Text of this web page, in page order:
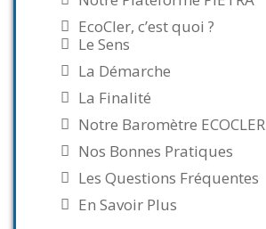
EcoCler, c’est quoi ?
Le Sens
La Démarche
La Finalité
Notre Baromètre ECOCLER
Nos Bonnes Pratiques
Les Questions Fréquentes
En Savoir Plus